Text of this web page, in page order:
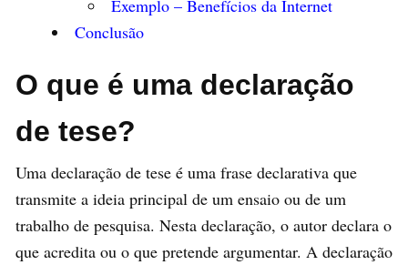
Exemplo – Benefícios da Internet
Conclusão
O que é uma declaração
de tese?
Uma declaração de tese é uma frase declarativa que
transmite a ideia principal de um ensaio ou de um
trabalho de pesquisa. Nesta declaração, o autor declara o
que acredita ou o que pretende argumentar. A declaração